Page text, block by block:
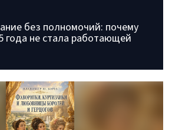
без полномочий: почему
года не стала работающей